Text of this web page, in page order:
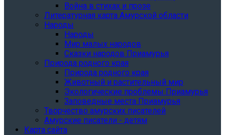
Война в стихах и прозе
Литературная карта Амурской области
Народы
Народы
Мир малых народов
Сказки народов Приамурья
Природа родного края
Природа родного края
Животный и растительный мир
Экологические проблемы Приамурья
Заповедные места Приамурья
Творчество амурских писателей
Амурские писатели - детям
Карта сайта